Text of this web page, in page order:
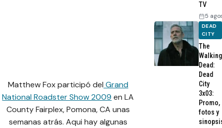
Matthew Fox participó del Grand
National Roadster Show 2009 en LA
County Fairplex, Pomona, CA unas
semanas atrás. Aqui hay algunas
TV
5
DEAD
CITY
The
Walking
Dead:
Dead
City
3x03:
Promo,
fotos y